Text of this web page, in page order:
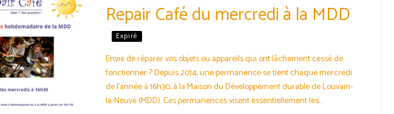
Repair Café du mercredi à la MDD
Expiré
Envie de réparer vos objets ou appareils qui ont lâchement cessé de
fonctionner ? Depuis 2014, une permanence se tient chaque mercredi
de l’année à 16h30, à la Maison du Développement durable de Louvain-
la-Neuve (MDD). Ces permanences visent essentiellement les